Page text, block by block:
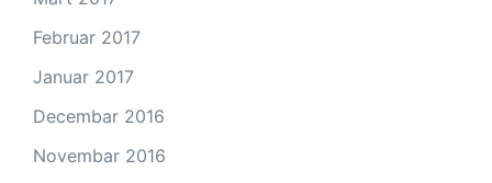
Februar 2017
Januar 2017
Decembar 2016
Novembar 2016